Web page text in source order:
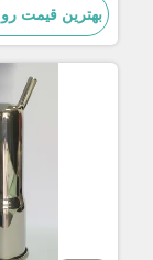
بهترین قیمت